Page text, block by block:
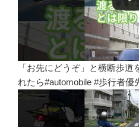
「お先にどうぞ」と横断歩
れたら#automobile #歩行者優